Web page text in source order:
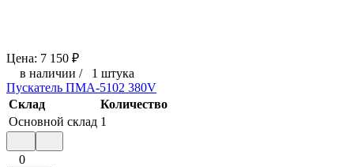
Цена: 7 150 ₽
в наличии / 1 штука
Пускатель ПМА-5102 380V
Склад
Количество
Основной склад 1
0